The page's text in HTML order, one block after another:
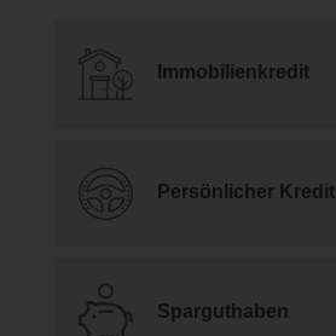
Immobilienkredit
Persönlicher Kredit
Sparguthaben